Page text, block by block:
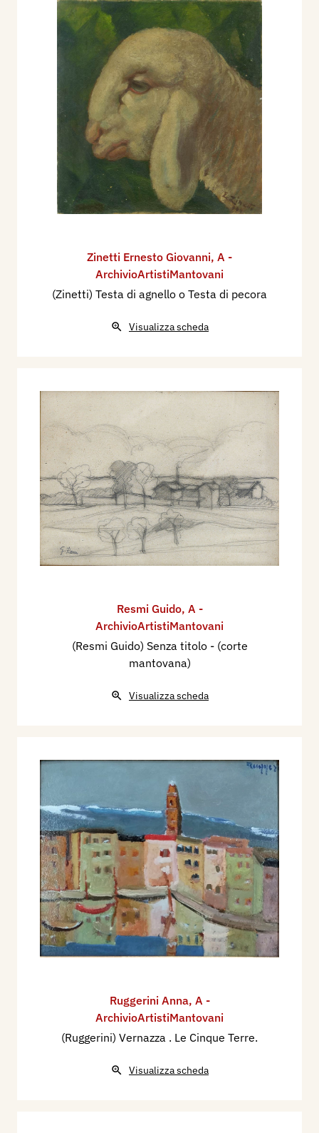
Zinetti Ernesto Giovanni, A -
ArchivioArtistiMantovani
(Zinetti) Testa di agnello o Testa di pecora
Visualizza scheda
Resmi Guido, A -
ArchivioArtistiMantovani
(Resmi Guido) Senza titolo - (corte
mantovana)
Visualizza scheda
Ruggerini Anna, A -
ArchivioArtistiMantovani
(Ruggerini) Vernazza . Le Cinque Terre.
Visualizza scheda